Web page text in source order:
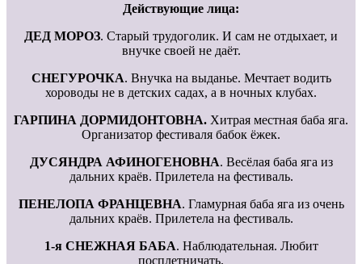
Действующие лица:
ДЕД МОРОЗ. Старый трудоголик. И сам не отдыхает, и
внучке своей не даёт.
СНЕГУРОЧКА. Внучка на выданье. Мечтает водить
хороводы не в детских садах, а в ночных клубах.
ГАРПИНА ДОРМИДОНТОВНА. Хитрая местная баба яга.
Организатор фестиваля бабок ёжек.
ДУСЯНДРА АФИНОГЕНОВНА. Весёлая баба яга из
дальних краёв. Прилетела на фестиваль.
ПЕНЕЛОПА ФРАНЦЕВНА. Гламурная баба яга из очень
дальних краёв. Прилетела на фестиваль.
1-я СНЕЖНАЯ БАБА. Наблюдательная. Любит
посплетничать.